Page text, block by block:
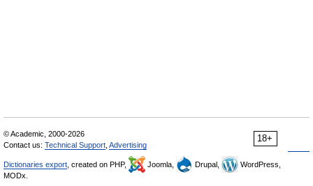
18+
© Academic, 2000-2026
Contact us: Technical Support Advertising
Dictionaries export , created on PHP, Joomla, Drupal,
WordPress,
MODx.